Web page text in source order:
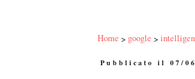
Home google
Pubblicato il 07/